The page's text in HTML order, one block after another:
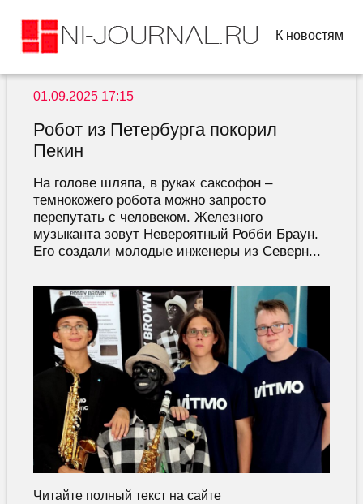
К новостям
01.09.2025 17:15
Робот из Петербурга покорил
Пекин
На голове шляпа, в руках саксофон –
темнокожего робота можно запросто
перепутать с человеком. Железного
музыканта зовут Невероятный Робби Браун.
Его создали молодые инженеры из Северн...
Читайте полный текст на сайте